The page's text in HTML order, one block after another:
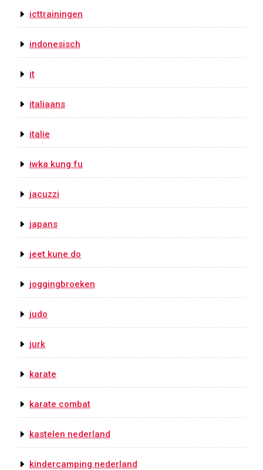
icttrainingen
indonesisch
it
italiaans
italie
iwka kung fu
jacuzzi
japans
jeet kune do
joggingbroeken
judo
jurk
karate
karate combat
kastelen nederland
kindercamping nederland